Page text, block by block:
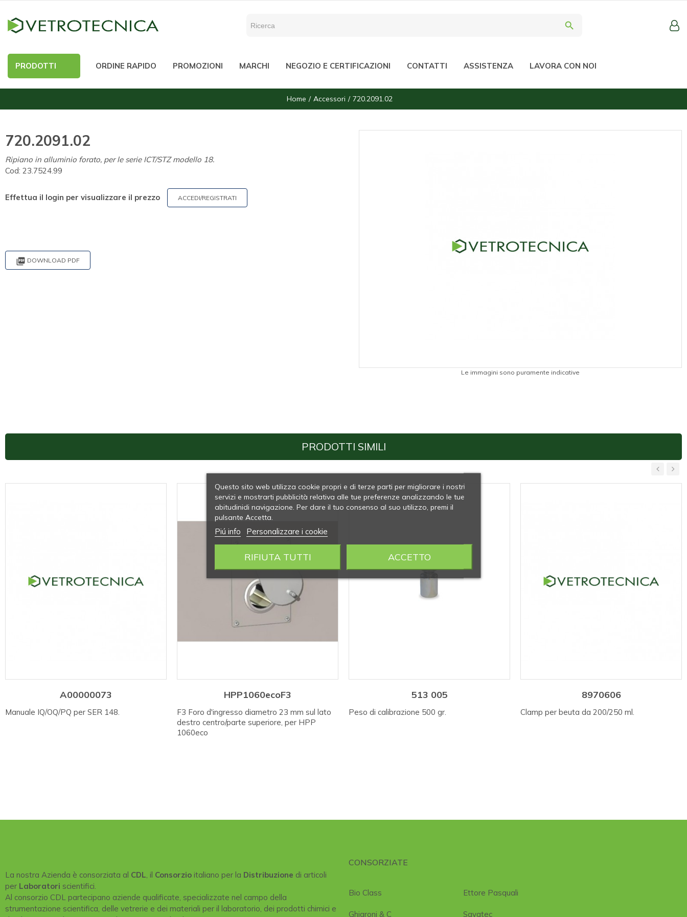
search
PRODOTTI ORDINE RAPIDO PROMOZIONI MARCHI NEGOZIO E CERTIFICAZIONI CONTATTI ASSISTENZA LAVORA CON NOI
Home Accessori 720.2091.02
720.2091.02
Ripiano in alluminio forato, per le serie ICT/STZ modello 18.
Cod: 23.7524.99
Effettua il login per visualizzare il prezzo ACCEDI/REGISTRATI
 DOWNLOAD PDF
Le immagini sono puramente indicative
PRODOTTI SIMILI
A00000073
Manuale IQ/OQ/PQ per SER 148.
HPP1060ecoF3
F3 Foro d'ingresso diametro 23 mm sul lato
destro centro/parte superiore, per HPP
1060eco
513 005
Peso di calibrazione 500 gr.
8970606
Clamp per beuta da 200/250 ml.
‹ ›
La nostra Azienda è consorziata al CDL, il Consorzio italiano per la Distribuzione di articoli
per Laboratori scientifici.
Al consorzio CDL partecipano aziende qualificate, specializzate nel campo della
strumentazione scientifica, delle vetrerie e dei materiali per il laboratorio, dei prodotti chimici e
CONSORZIATE
Bio Class
Ghiaroni & C
Ettore Pasquali
Savatec
Questo sito web utilizza cookie propri e di terze parti per migliorare i nostri
servizi e mostrarti pubblicità relativa alle tue preferenze analizzando le tue
abitudinidi navigazione. Per dare il tuo consenso al suo utilizzo, premi il
pulsante Accetta.
Piú info Personalizzare i cookie
RIFIUTA TUTTI ACCETTO